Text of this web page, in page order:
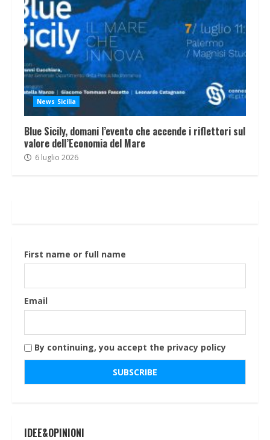
News Sicilia
Blue Sicily, domani l’evento che accende i riflettori sul
valore dell’Economia del Mare
6 luglio 2026
First name or full name
Email
By continuing, you accept the privacy policy
IDEE&OPINIONI